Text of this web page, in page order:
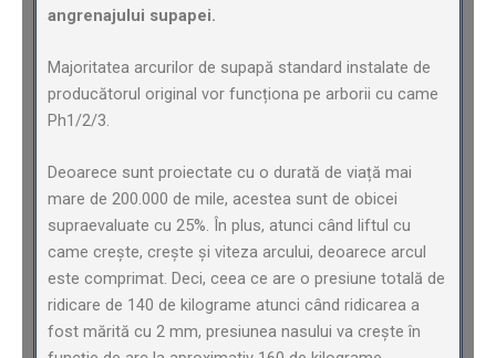
angrenajului supapei.
Majoritatea arcurilor de supapă standard instalate de
producătorul original vor funcționa pe arborii cu came
Ph1/2/3.
Deoarece sunt proiectate cu o durată de viață mai
mare de 200.000 de mile, acestea sunt de obicei
supraevaluate cu 25%. În plus, atunci când liftul cu
came crește, crește și viteza arcului, deoarece arcul
este comprimat. Deci, ceea ce are o presiune totală de
ridicare de 140 de kilograme atunci când ridicarea a
fost mărită cu 2 mm, presiunea nasului va crește în